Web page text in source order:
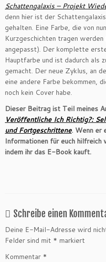
Schattengalaxis – Projekt
denn hier ist der
gehalten. Eine Farbe, die von
Kurzgeschichten tragen werden
angepasst). Der komplette
Hauptfarbe und ist dadurch als
gemacht. Der neue Zyklus, an
eine andere Farbe bekommen,
noch kein Cover habe.
Dieser Beitrag ist Teil meines
Veröffentliche Ich Richtig?:
und Fortgeschrittene. Wenn er
Informationen für euch hilfreich
indem ihr das E-Book kauft.
Schreibe einen
Deine E-Mail-Adresse wird
Felder sind mit * markiert
Kommentar *